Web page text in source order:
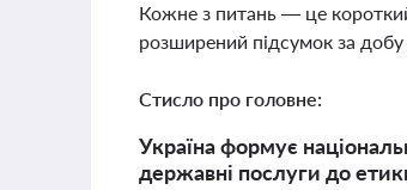
Кожне з питань — це
розширений підсумок за добу
Стисло про головне:
Україна формує
державні послуги до